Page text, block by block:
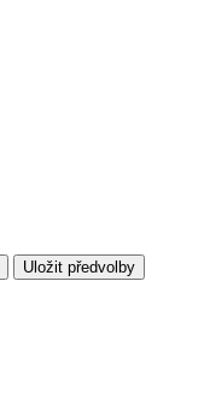
Uložit předvolby